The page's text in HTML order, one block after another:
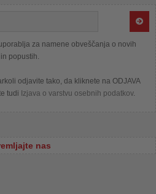
za namene obveščanja o novih
popustih.
odjavite tako, da kliknete na ODJAVA
tudi Izjava o varstvu osebnih podatkov.
nas